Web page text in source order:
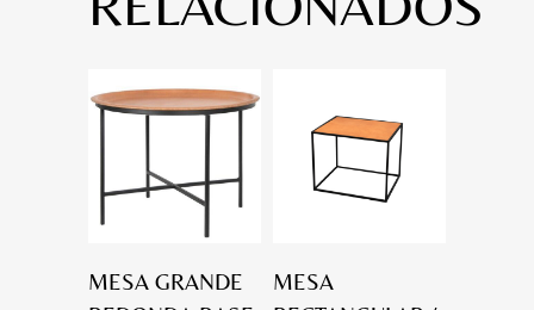
MESA GRANDE
MESA